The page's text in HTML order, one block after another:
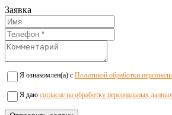
Заявка
Я ознакомлен(а) с Политикой обработки
Я даю согласие на обработку персональных данных